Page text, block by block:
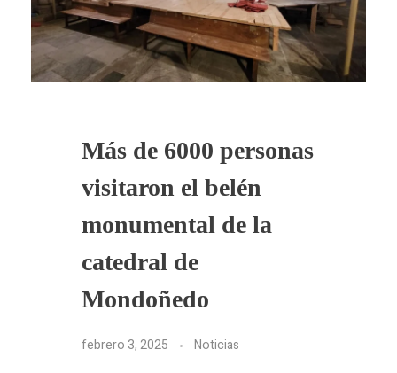
Más de 6000 personas
visitaron el belén
monumental de la
catedral de
Mondoñedo
febrero 3, 2025 Noticias